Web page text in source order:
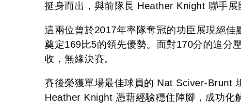
挺身而出，與前隊長 Heather Knight 聯手展
這兩位曾於2017年率隊奪冠的功臣展現絕
奠定169比5的領先優勢。面對170分的追分
收，無緣決賽。
賽後榮獲單場最佳球員的 Nat Sciver-Brunt
Heather Knight 憑藉經驗穩住陣腳，成功化